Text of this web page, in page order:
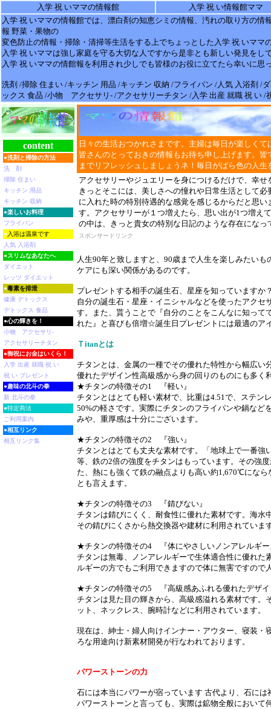
入学 祝 いママの情報館
入学 祝 い情報館ママ
入学 祝 いママの情報館では、漂白剤の知恵シミの情報、汚れの取り方の情
報 野菜・果物の
変色防止の情報 ・掃除・清掃等生活をする上でちょっとした 入学 祝 いママ
入学 祝 いママは強し家庭を守る大切な人ですから是非とも新しい発見をし
入学 祝 いママの情館報を利用され少しでも皆様のお役に立てたら幸いに
洗剤 /掃除 住まい /キッチン 用品 /キッチン 収納 /フライパン /人気 入浴剤 /
ックス 食品 /小物 アクセサリ- /アクセサリーチタン /入学 出産 就職 祝 い /
日々の生活おつかれさまです。主婦は毎日が楽しくて
皆さんのとっておきの情報もお待ち申し上げます。
までリフレッシュしましょうネ！毎日がばら色の人
アクセサリーやジュエリーを身につけるだけで、幸
きっとそこには、美しさへの憧れや日常生活として
に入れた時の特別待遇的な感覚を感じるからだと思
す。アクセサリーが１つ増えたら、思い出が1つ増え
の中は、きっと貴女の特別な日記のような存在になっ
スポンサードリンク
人生90年と致しますと、90歳まで人生を楽しみたい
ケアにも深い関係があるのです。
プレゼントする相手の誕生石、星座を知っていますか
自分の誕生石・星座・イニシャルなどを使ったアク
す。また、貰うことで『自分のことをこんなに知っ
れた』と喜びも倍増☆誕生日プレゼントには最適のア
Ｔitanとは
チタンとは、金属の一種でその優れた特性から幅広
優れたデザイン性高級感から身の回りのものにも多く
★チタンの特徴その1 『軽い』
チタンとはとても軽い素材で、比重は4.51で、ステン
50%の軽さです。実際にチタンのフライパンや鍋など
みや、重厚感は十分にございます。
★チタンの特徴その2 『強い』
チタンとはとても丈夫な素材です。「地球上で一番
等、鉄の2倍の強度をチタンはもっています。その強
た、熱にも強くて鉄の融点よりも高い約1,670℃にな
とも言えます。
★チタンの特徴その3 『錆びない』
チタンは錆びにくく、耐食性に優れた素材です。海
その錆びにくさから熱交換器や建材に利用されていま
★チタンの特徴その4 『体にやさしいノンアレルギー
チタンは無毒、ノンアレルギーで生体適合性に優れ
ルギーの方でもご利用できますので体に無害ですの
★チタンの特徴その5 『高級感あふれる優れたデザイ
チタンは見た目の輝きから、高級感溢れる素材です
ット、ネックレス、腕時計などに利用されています。
現在は、紳士・婦人向けインナー・アウター、寝装
ろな用途向け新素材開発が行なわれております。
パワーストーンの力
石には本当にパワーが宿っています 古代より、石に
パワーストーンと言っても、実際は鉱物全般において
content
●洗剤と掃除の方法
洗 剤
掃除 住まい
キッチン 用品
キッチン 収納
●楽しいお料理
フライパン
● 入浴は温泉です
人気 入浴剤
●スリムなあなたへ
ダイエット
レッツ ダイエット
●毒素を排泄
健康 デトックス
デトックス 食品
●心の輝きを！
小物 アクセサリ-
アクセサリーチタン
●御祝にお金はいくら！
入学 出産 就職 祝 い
祝 い プレゼント
●趣味の北斗の拳
新 北斗の拳
●特定商法
ご利用案内
●相互リンク
相互リンク集